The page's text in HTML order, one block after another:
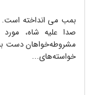
بمب می انداخته است.
صدا علیه شاه، مورد
مشروطه‌خواهان دست به
خواسته‌های...